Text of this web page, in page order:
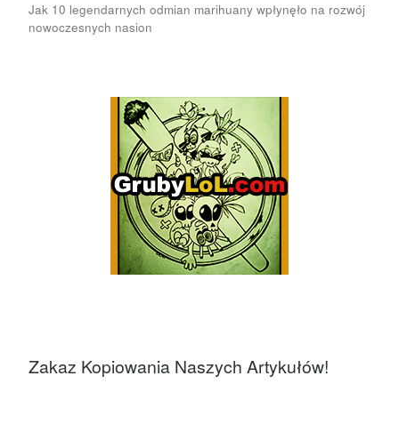
Jak 10 legendarnych odmian marihuany wpłynęło na rozwój
nowoczesnych nasion
Zakaz Kopiowania Naszych Artykułów!